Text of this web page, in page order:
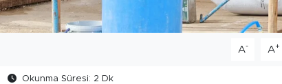
A- A+
Okunma Süresi: 2 Dk